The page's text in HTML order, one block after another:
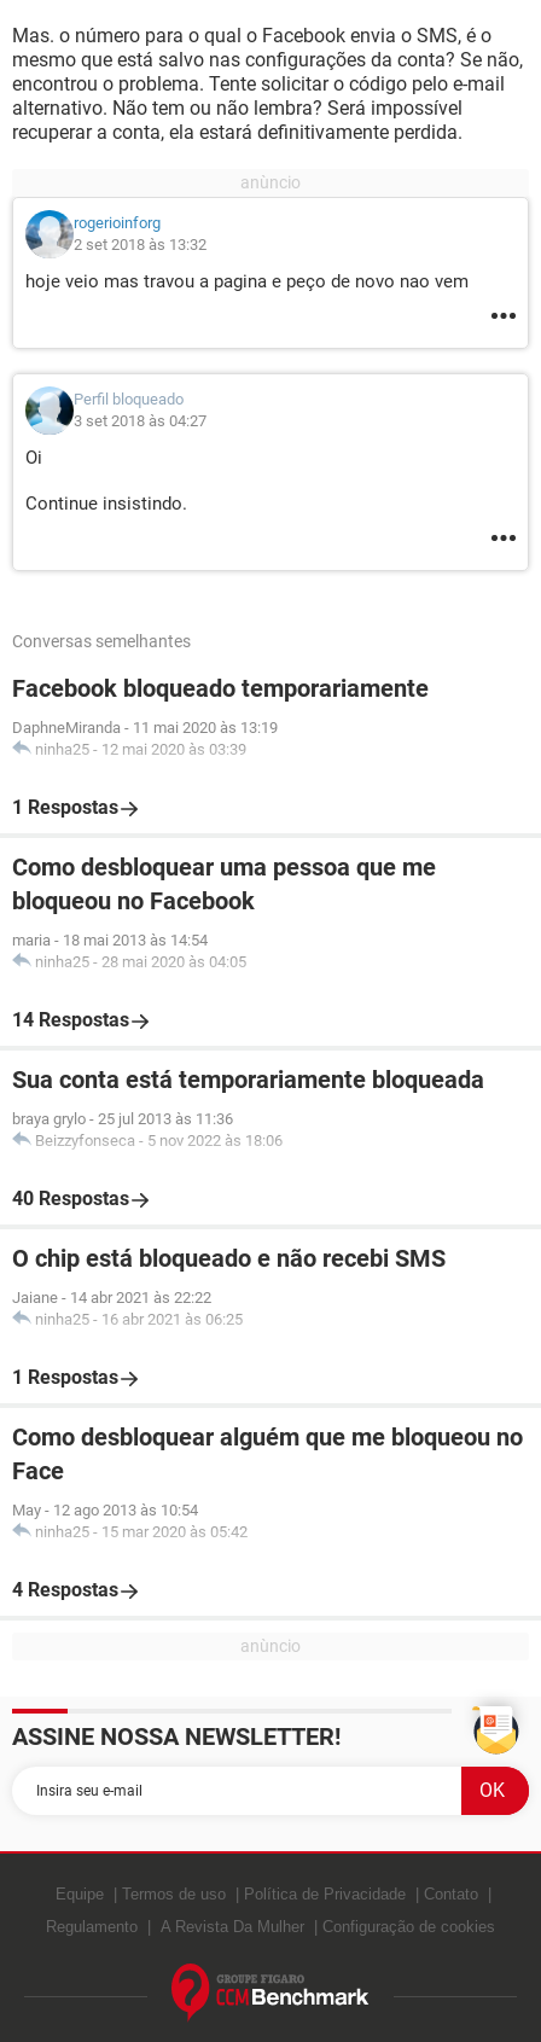
Mas. o número para o qual o Facebook envia o SMS, é o
mesmo que está salvo nas configurações da conta? Se não,
encontrou o problema. Tente solicitar o código pelo e-mail
alternativo. Não tem ou não lembra? Será impossível
recuperar a conta, ela estará definitivamente perdida.
rogerioinforg
2 set 2018 às 13:32
hoje veio mas travou a pagina e peço de novo nao vem
Perfil bloqueado
3 set 2018 às 04:27
Oi
Continue insistindo.
Conversas semelhantes
Facebook bloqueado temporariamente
DaphneMiranda - 11 mai 2020 às 13:19
ninha25 - 12 mai 2020 às 03:39
1 Respostas
Como desbloquear uma pessoa que me
bloqueou no Facebook
maria - 18 mai 2013 às 14:54
ninha25 - 28 mai 2020 às 04:05
14 Respostas
Sua conta está temporariamente bloqueada
braya grylo - 25 jul 2013 às 11:36
Beizzyfonseca - 5 nov 2022 às 18:06
40 Respostas
O chip está bloqueado e não recebi SMS
Jaiane - 14 abr 2021 às 22:22
ninha25 - 16 abr 2021 às 06:25
1 Respostas
Como desbloquear alguém que me bloqueou no
Face
May - 12 ago 2013 às 10:54
ninha25 - 15 mar 2020 às 05:42
4 Respostas
ASSINE NOSSA NEWSLETTER!
Equipe Termos de uso Política de Privacidade
Contato
Regulamento
A Revista Da Mulher Configuração de cookies